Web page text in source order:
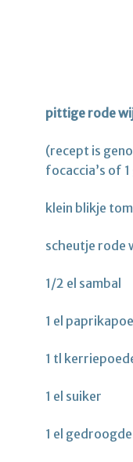
pittige rode
(recept is
focaccia’s of
klein blikje
scheutje rode
1/2 el sambal
1 el
1 tl
1 el suiker
1 el